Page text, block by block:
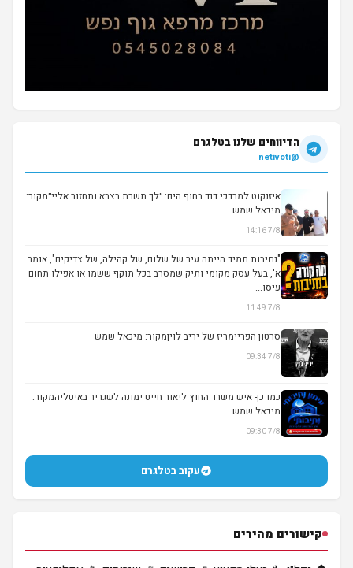
הדיווחים שלנו בטלגרם
@netivoti
איזנקוט למרדכי דוד בחוף הים: ״לך תשרת בצבא ותחזור אליי״מקור:
מיכאל שמש
7/8 14:16
"נתיבות תמיד הייתה עיר של שלום, של קהילה, של צדיקים", אומר
א', בעל עסק מקומי ותיק שמסרב בכל תוקף ששמו או אפילו תחום
עיסו...
7/8 11:49
▶
סרטון הפריימריז של יריב לויןמקור: מיכאל שמש
7/8 09:34
כמו כן- איש משרד החוץ ליאור חייט ימונה לשגריר באיטליהמקור:
מיכאל שמש
7/8 09:30
עקוב בטלגרם
קישורים מהירים